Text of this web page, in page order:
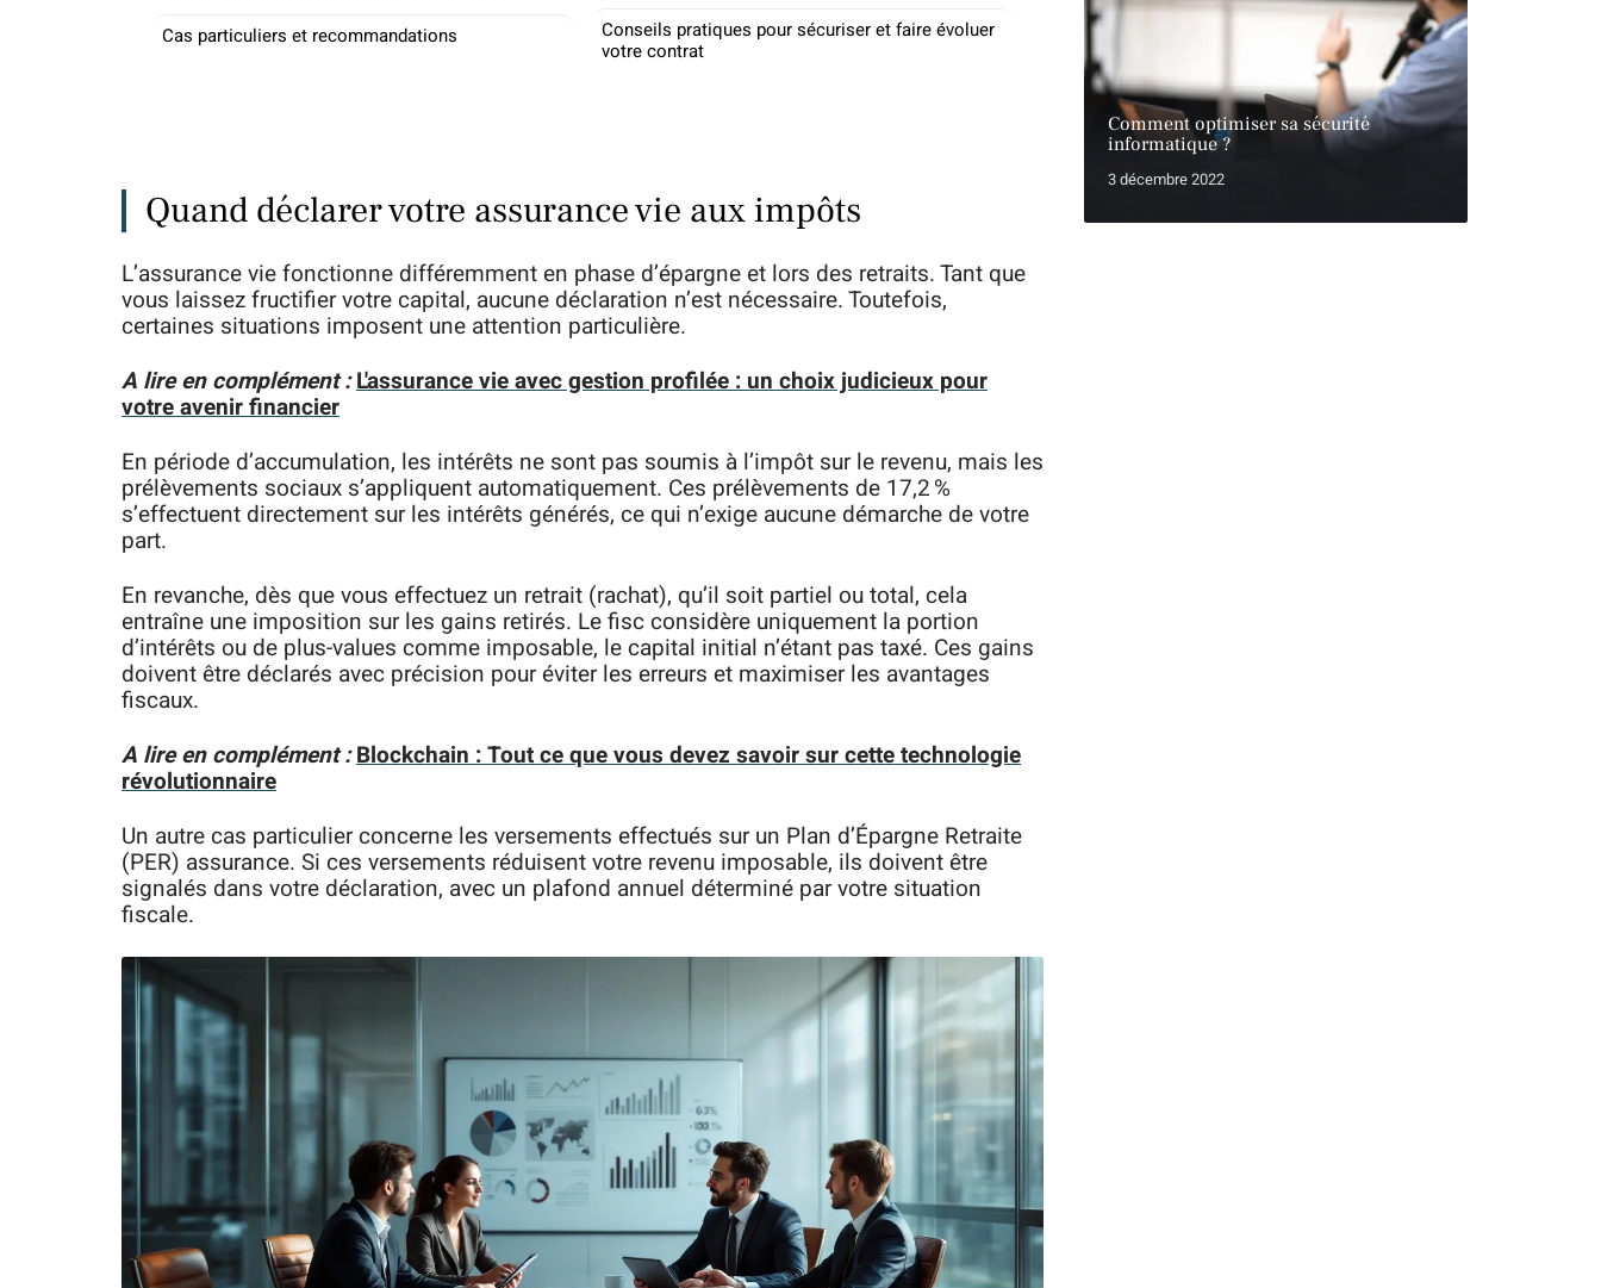
Cas particuliers et recommandations
Conseils pratiques pour sécuriser et faire évoluer
votre contrat
Quand déclarer votre assurance vie aux impôts
L’assurance vie fonctionne différemment en phase d’épargne et lors des retraits. Tant que
vous laissez fructifier votre capital, aucune déclaration n’est nécessaire. Toutefois,
certaines situations imposent une attention particulière.
A lire en complément :L'assurance vie avec gestion profilée : un choix judicieux pour
votre avenir financier
En période d’accumulation, les intérêts ne sont pas soumis à l’impôt sur le revenu, mais les
prélèvements sociaux s’appliquent automatiquement. Ces prélèvements de 17,2 %
s’effectuent directement sur les intérêts générés, ce qui n’exige aucune démarche de votre
part.
En revanche, dès que vous effectuez un retrait (rachat), qu’il soit partiel ou total, cela
entraîne une imposition sur les gains retirés. Le fisc considère uniquement la portion
d’intérêts ou de plus-values comme imposable, le capital initial n’étant pas taxé. Ces gains
doivent être déclarés avec précision pour éviter les erreurs et maximiser les avantages
fiscaux.
A lire en complément :Blockchain : Tout ce que vous devez savoir sur cette technologie
révolutionnaire
Un autre cas particulier concerne les versements effectués sur un Plan d’Épargne Retraite
(PER) assurance. Si ces versements réduisent votre revenu imposable, ils doivent être
signalés dans votre déclaration, avec un plafond annuel déterminé par votre situation
fiscale.
Comment optimiser sa sécurité
informatique ?
3 décembre 2022